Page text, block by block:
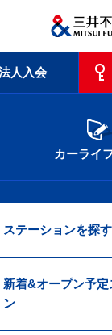
人入会
カーライ
ステーションを探す
新着&オープン予定
ン